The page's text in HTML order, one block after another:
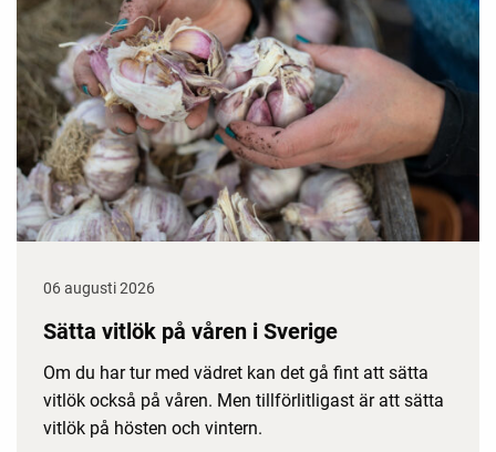
06 augusti 2026
Sätta vitlök på våren i Sverige
Om du har tur med vädret kan det gå fint att sätta
vitlök också på våren. Men tillförlitligast är att sätta
vitlök på hösten och vintern.